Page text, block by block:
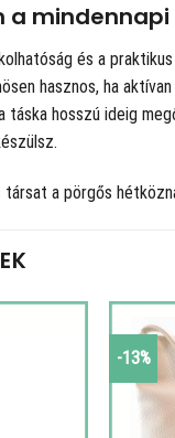
a
és a
hasznos, ha
táska hosszú ideig
a pörgős
-13%